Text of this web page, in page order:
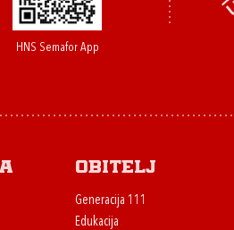
HNS Semafor App
Obitelj
Generacija 111
Edukacija